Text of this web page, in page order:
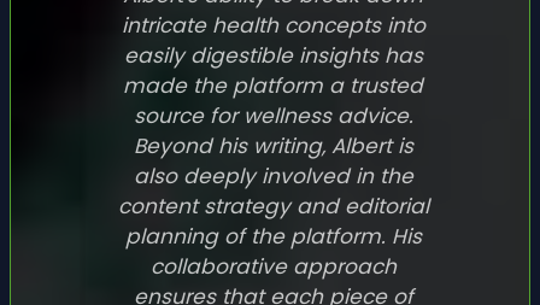
intricate health concepts into
easily digestible insights has
made the platform a trusted
source for wellness advice.
Beyond his writing, Albert is
also deeply involved in the
content strategy and editorial
planning of the platform. His
collaborative approach
ensures that each piece of